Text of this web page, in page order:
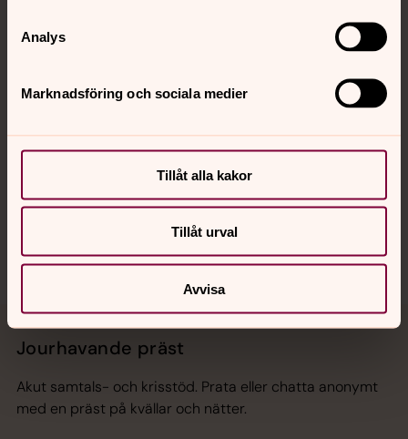
Analys
Marknadsföring och sociala medier
Tillåt alla kakor
Tillåt urval
Avvisa
Hitta snabbt
Sociala kanaler
Jourhavande präst
Akut samtals- och krisstöd. Prata eller chatta anonymt
med en präst på kvällar och nätter.